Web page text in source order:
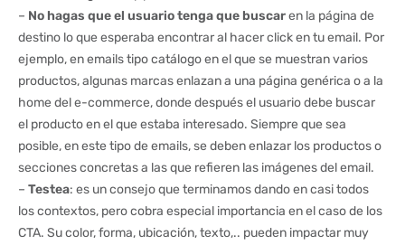
– No hagas que el usuario tenga que buscaren la página de
destino lo que esperaba encontrar al hacer click en tu email. Por
ejemplo, en emails tipo catálogo en el que se muestran varios
productos, algunas marcas enlazan a una página genérica o a la
home del e-commerce, donde después el usuario debe buscar
el producto en el que estaba interesado. Siempre que sea
posible, en este tipo de emails, se deben enlazar los productos o
secciones concretas a las que refieren las imágenes del email.
– Testea: es un consejo que terminamos dando en casi todos
los contextos, pero cobra especial importancia en el caso de los
CTA. Su color, forma, ubicación, texto,.. pueden impactar muy